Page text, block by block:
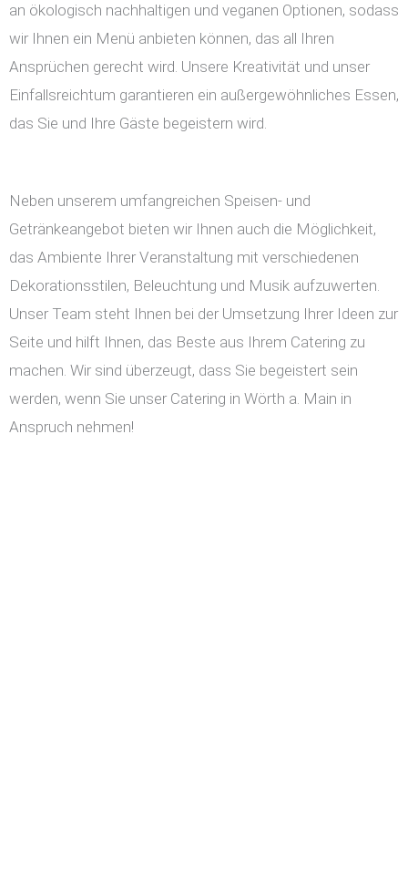
an ökologisch nachhaltigen und veganen Optionen, sodass
wir Ihnen ein Menü anbieten können, das all Ihren
Ansprüchen gerecht wird. Unsere Kreativität und unser
Einfallsreichtum garantieren ein außergewöhnliches Essen,
das Sie und Ihre Gäste begeistern wird.
Neben unserem umfangreichen Speisen- und
Getränkeangebot bieten wir Ihnen auch die Möglichkeit,
das Ambiente Ihrer Veranstaltung mit verschiedenen
Dekorationsstilen, Beleuchtung und Musik aufzuwerten.
Unser Team steht Ihnen bei der Umsetzung Ihrer Ideen zur
Seite und hilft Ihnen, das Beste aus Ihrem Catering zu
machen. Wir sind überzeugt, dass Sie begeistert sein
werden, wenn Sie unser Catering in Wörth a. Main in
Anspruch nehmen!